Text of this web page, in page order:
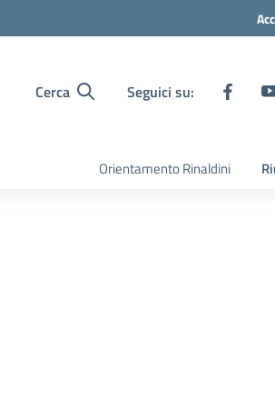
Cerca Seguici su:
Orientamento Rinaldini